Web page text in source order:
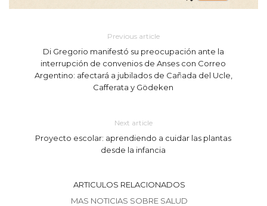
Previous article
Di Gregorio manifestó su preocupación ante la
interrupción de convenios de Anses con Correo
Argentino: afectará a jubilados de Cañada del Ucle,
Cafferata y Gödeken
Next article
Proyecto escolar: aprendiendo a cuidar las plantas
desde la infancia
ARTICULOS RELACIONADOS
MAS NOTICIAS SOBRE SALUD